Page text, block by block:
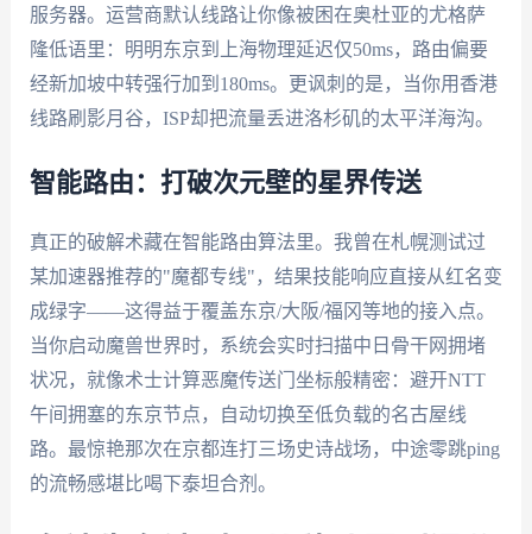
服务器。运营商默认线路让你像被困在奥杜亚的尤格萨
隆低语里：明明东京到上海物理延迟仅50ms，路由偏要
经新加坡中转强行加到180ms。更讽刺的是，当你用香港
线路刷影月谷，ISP却把流量丢进洛杉矶的太平洋海沟。
智能路由：打破次元壁的星界传送
真正的破解术藏在智能路由算法里。我曾在札幌测试过
某加速器推荐的"魔都专线"，结果技能响应直接从红名变
成绿字——这得益于覆盖东京/大阪/福冈等地的接入点。
当你启动魔兽世界时，系统会实时扫描中日骨干网拥堵
状况，就像术士计算恶魔传送门坐标般精密：避开NTT
午间拥塞的东京节点，自动切换至低负载的名古屋线
路。最惊艳那次在京都连打三场史诗战场，中途零跳ping
的流畅感堪比喝下泰坦合剂。